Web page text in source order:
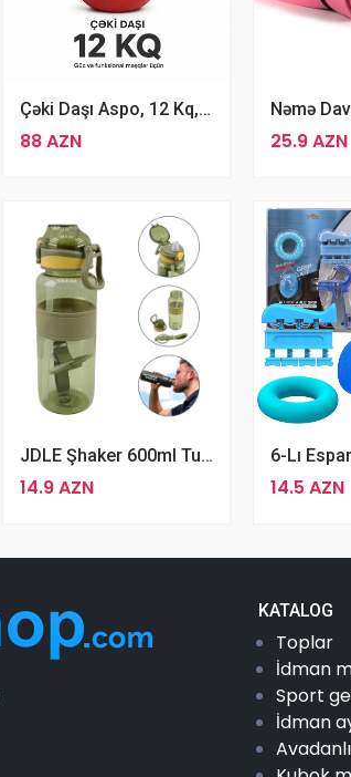
Çəki Daşı Aspo, 12 Kq, Yaşıl/qara Gira
88 AZN 25.9 AZN
JDLE Şhaker 600ml Tutumlu Turbuckalı Su Qabı
14.9 AZN
6-Lı
14.5 AZN
KATALOG
Toplar
İdman
Sport
İdman